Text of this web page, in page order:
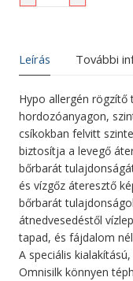
Leírás További
Hypo allergén
hordozóanyagon,
csíkokban felvitt
biztosítja a levegő
bőrbarát
és vízgőz áteresztő
bőrbarát
átnedvesedéstől
tapad, és fájdalom
A speciális
Omnisilk könnyen